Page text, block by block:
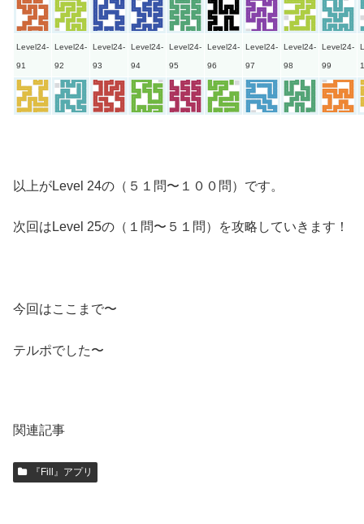
Level24-
91
Level24-
92
Level24-
93
Level24-
94
Level24-
95
Level24-
96
Level24-
97
Level24-
98
Level24-
99
以上がLevel 24の（５１問〜１００問）です。
次回はLevel 25の（１問〜５１問）を攻略していきます！
今回はここまで〜
テルポでした〜
関連記事
『Fill』アプリ